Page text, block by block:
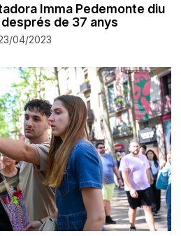
Imma Pedemonte diu
de 37 anys
04/2023